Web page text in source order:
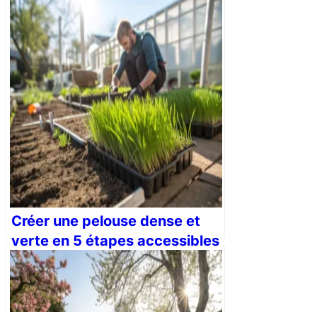
Créer une pelouse dense et
verte en 5 étapes accessibles